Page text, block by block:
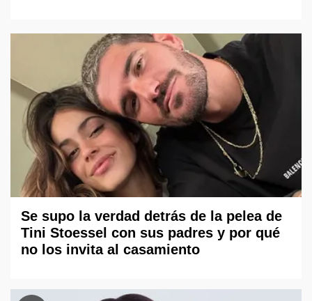
Se supo la verdad detrás de la pelea de
Tini Stoessel con sus padres y por qué
no los invita al casamiento